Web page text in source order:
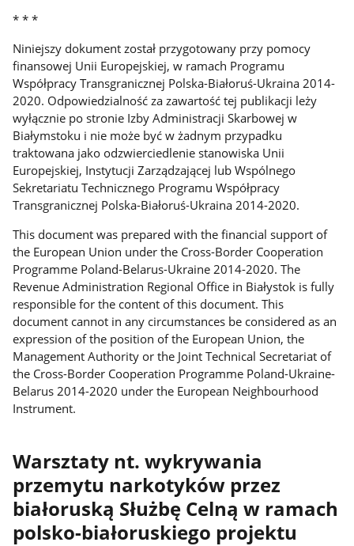
* * *
Niniejszy dokument został przygotowany przy pomocy
finansowej Unii Europejskiej, w ramach Programu
Współpracy Transgranicznej Polska-Białoruś-Ukraina 2014-
2020. Odpowiedzialność za zawartość tej publikacji leży
wyłącznie po stronie Izby Administracji Skarbowej w
Białymstoku i nie może być w żadnym przypadku
traktowana jako odzwierciedlenie stanowiska Unii
Europejskiej, Instytucji Zarządzającej lub Wspólnego
Sekretariatu Technicznego Programu Współpracy
Transgranicznej Polska-Białoruś-Ukraina 2014-2020.
This document was prepared with the financial support of
the European Union under the Cross-Border Cooperation
Programme Poland-Belarus-Ukraine 2014-2020. The
Revenue Administration Regional Office in Białystok is fully
responsible for the content of this document. This
document cannot in any circumstances be considered as an
expression of the position of the European Union, the
Management Authority or the Joint Technical Secretariat of
the Cross-Border Cooperation Programme Poland-Ukraine-
Belarus 2014-2020 under the European Neighbourhood
Instrument.
Warsztaty nt. wykrywania
przemytu narkotyków przez
białoruską Służbę Celną w ramach
polsko-białoruskiego projektu